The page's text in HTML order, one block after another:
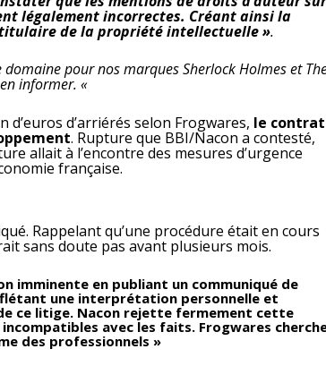
légalement incorrectes. Créant ainsi la
de la propriété intellectuelle ».
domaine pour nos marques Sherlock Holmes et
informer. «
d’arriérés selon Frogwares, le contrat
. Rupture que BBI/Nacon a contesté,
allait à l’encontre des mesures d’urgence
française.
Rappelant qu’une procédure était en cours
sans doute pas avant plusieurs mois.
imminente en publiant un communiqué de
une interprétation personnelle et
ce litige. Nacon rejette fermement cette
avec les faits. Frogwares
des professionnels »